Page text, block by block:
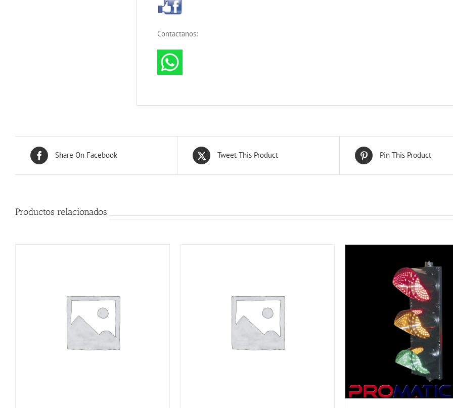
Contactanos:
Share On Facebook Tweet This Product Pin This Product
Productos relacionados